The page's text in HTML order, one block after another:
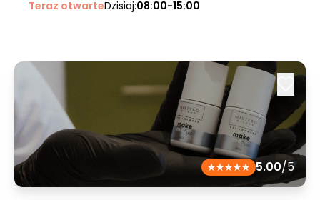
Teraz otwarteDzisiaj:08:00-15:00
5.00/5